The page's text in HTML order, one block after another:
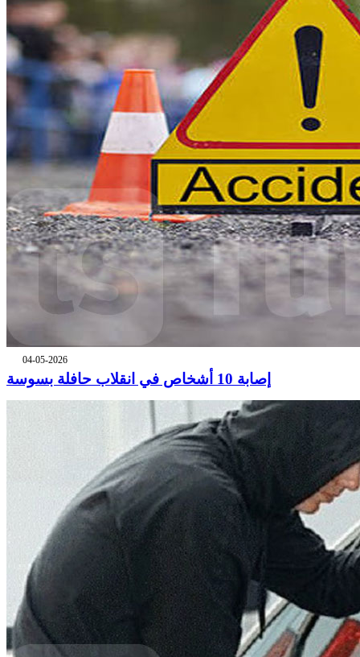
04-05-2026
إصابة 10 أشخاص في انقلاب حافلة بسوسة